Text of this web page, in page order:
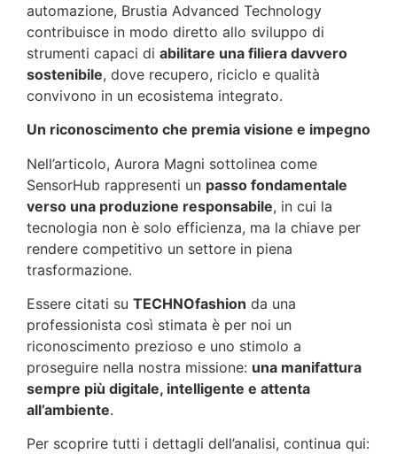
automazione, Brustia Advanced Technology
contribuisce in modo diretto allo sviluppo di
strumenti capaci di abilitare una filiera davvero
sostenibile, dove recupero, riciclo e qualità
convivono in un ecosistema integrato.
Un riconoscimento che premia visione e impegno
Nell’articolo, Aurora Magni sottolinea come
SensorHub rappresenti un passo fondamentale
verso una produzione responsabile, in cui la
tecnologia non è solo efficienza, ma la chiave per
rendere competitivo un settore in piena
trasformazione.
Essere citati su TECHNOfashion da una
professionista così stimata è per noi un
riconoscimento prezioso e uno stimolo a
proseguire nella nostra missione: una manifattura
sempre più digitale, intelligente e attenta
all’ambiente.
Per scoprire tutti i dettagli dell’analisi, continua qui: